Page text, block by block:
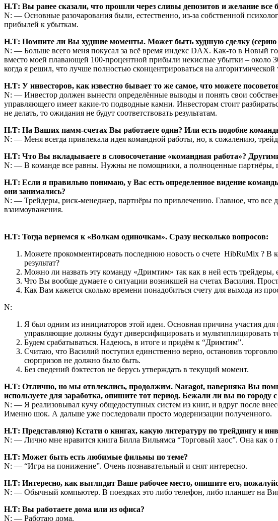
Н.Т: Вы ранее сказали, что прошли через сливы депозитов и желание все
N: — Основные разочарования были, естественно, из-за собственной
прибылей к убыткам.
Н.Т: Помните ли Вы худшие моменты. Может быть худшую сделку (серию
N: — Больше всего меня покусал за всё время индекс DAX. Как-то в Новый
вместо моей плавающей 100-процентной прибыли некислые убытки – около
когда я решил, что лучше полностью сконцентрироваться на
Н.Т: У инвесторов, как известно бывает то же самое, что можете
N: — Инвестор должен вынести определённые выводы и понять свои
управляющего имеет какие-то подводные камни. Инвесторам стоит
не делать, то ожидания не будут соответствовать результатам.
Н.Т: На Ваших памм-счетах Вы работаете один? Или есть подобие
N: — Меня всегда привлекала идея командной работы, но, к сожалению,
Н.Т: Что Вы вкладываете в словосочетание «командная работа»?
N: — В команде все равны. Нужны не помощники, а полноценные партнёры,
Н.Т: Если я правильно понимаю, у Вас есть определенное видение
они занимались?
N: — Трейдеры, риск-менеджер, партнёры по привлечению. Главное, что все
взаимоуважения.
Н.Т: Тогда вернемся к «Волкам одиночкам». Сразу несколько вопросов:
Можете прокомментировать последнюю новость о счете HibRuMix ? В
результат?
Можно ли назвать эту команду «Дримтим» так как в ней есть
Что Вы вообще думаете о ситуации возникшей на счетах Василия.
Как Вам кажется сколько времени понадобиться счету для выхода из
N:
Я был одним из инициаторов этой идеи. Основная причина участия
управляющие должны будут диверсифицировать и мультиплицировать
Будем срабатываться. Надеюсь, в итоге и придём к “Дримтим”.
Считаю, что Василий поступил единственно верно, остановив
сюрпризов не должно было быть.
Без сведений бэктестов не берусь утверждать в текущий момент.
Н.Т: Отлично, но мы отвлеклись, продолжим. Naragot, наверняка Вы
используете для заработка, опишите тот период. Бежали ли вы по городу
N: — Я реализовывал кучу общедоступных систем из книг, и вдруг после
Именно шок. А дальше уже последовали просто модернизации полученного.
Н.Т: Представляю) Кстати о книгах, какую литературу по трейдингу и
N: — Лично мне нравится книга Билла Вильямса “Торговый хаос”. Она как о
Н.Т: Может быть есть любимые фильмы по теме?
N: — “Игра на понижение”. Очень познавательный и снят интересно.
Н.Т: Интересно, как выглядит Ваше рабочее место, опишите его,
N: — Обычный компьютер. В поездках это либо телефон, либо планшет на
Н.Т: Вы работаете дома или из офиса?
N: — Работаю дома.